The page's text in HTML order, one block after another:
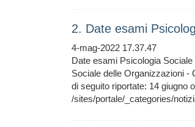
2. Date esami
4-mag-2022 17.37.47
Date esami Psicologia
Sociale delle Organizzazioni -
di seguito riportate: 14 giugno
/sites/portale/_categories/